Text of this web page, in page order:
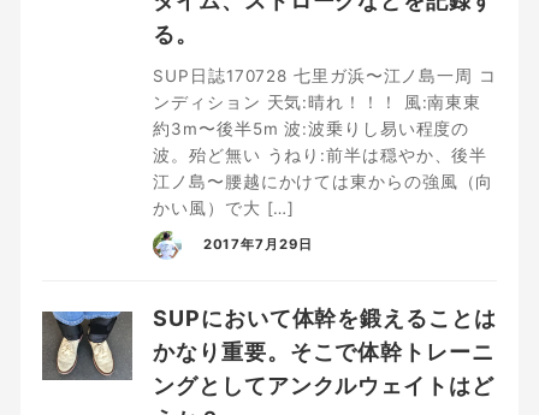
る。
SUP日誌170728 七里ガ浜〜江ノ島一周 コ
ンディション 天気:晴れ！！！ 風:南東東
約3m〜後半5m 波:波乗りし易い程度の
波。殆ど無い うねり:前半は穏やか、後半
江ノ島〜腰越にかけては東からの強風（向
かい風）で大 […]
2017年7月29日
SUPにおいて体幹を鍛えることは
かなり重要。そこで体幹トレーニ
ングとしてアンクルウェイトはど